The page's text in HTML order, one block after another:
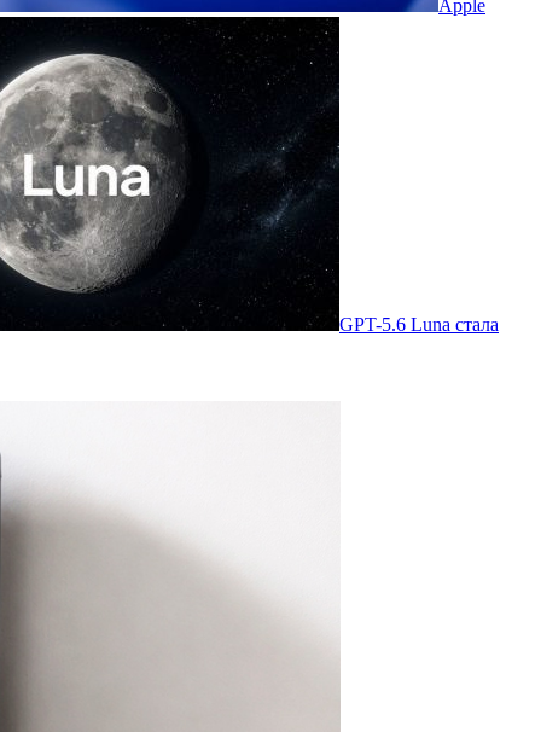
Apple
GPT-5.6 Luna стала